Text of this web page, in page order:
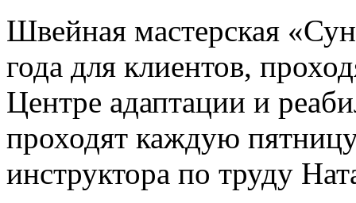
Швейная мастерская
года для клиентов,
Центре адаптации и
проходят каждую
инструктора по труду